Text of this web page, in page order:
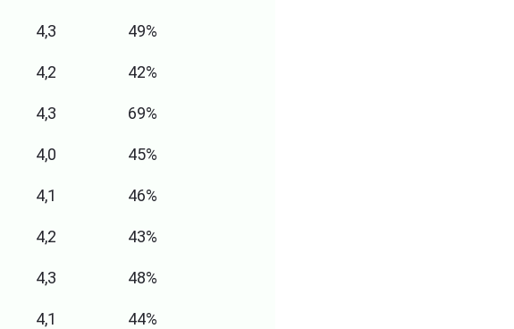
4,3 49%
4,2 42%
4,3 69%
4,0 45%
4,1 46%
4,2 43%
4,3 48%
4,1 44%